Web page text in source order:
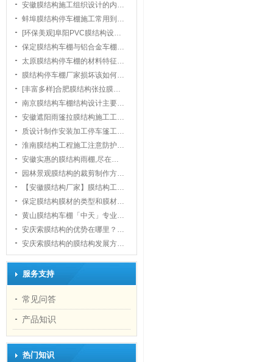
安徽膜结构施工组织设计的内…
蚌埠膜结构停车棚施工常用到…
[环保美观]阜阳PVC膜结构设…
保定膜结构车棚与铝合金车棚…
太原膜结构停车棚的材料特征…
膜结构停车棚厂家损坏该如何…
[丰富多样]合肥膜结构张拉膜…
南京膜结构车棚结构设计主要…
安徽遮阳雨篷拉膜结构施工工…
质设计制作安装加工停车篷工…
淮南膜结构工程施工注意防护…
安徽实惠的膜结构雨棚,尽在…
园林景观膜结构的裁剪制作方…
【安徽膜结构厂家】膜结构工…
保定膜结构膜材的类型和膜材…
黄山膜结构车棚「中天」专业…
安庆索膜结构的优势在哪里？…
安庆索膜结构的膜结构发展方…
服务支持
常见问答
产品知识
热门知识